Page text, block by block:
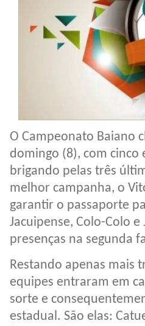
O Campeonato Baiano
domingo (8), com cinco
brigando pelas três
melhor campanha, o
garantir o passaporte
Jacuipense, Colo-Colo
presenças na segunda
Restando apenas mais
equipes entraram em
sorte e
estadual. São elas: